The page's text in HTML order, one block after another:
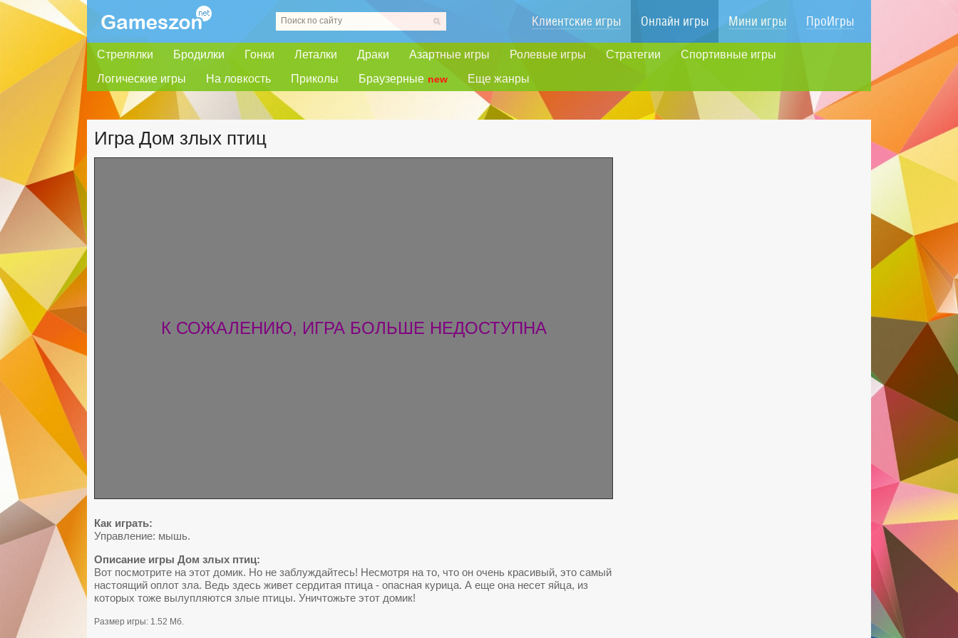
Клиентские игры Онлайн игры Мини игры ПроИгры
Стрелялки Бродилки Гонки Леталки Драки Азартные игры Ролевые игры Стратегии
Спортивные игры
Логические игры
На ловкость Приколы Браузерные new Еще жанры
Игра Дом злых птиц
К СОЖАЛЕНИЮ, ИГРА БОЛЬШЕ НЕДОСТУПНА
Как играть:
Управление: мышь.
Описание игры Дом злых птиц:
Вот посмотрите на этот домик. Но не заблуждайтесь! Несмотря на то, что он очень красивый, это самый
настоящий оплот зла. Ведь здесь живет сердитая птица - опасная курица. А еще она несет яйца, из
которых тоже вылупляются злые птицы. Уничтожьте этот домик!
Размер игры: 1.52 Мб.